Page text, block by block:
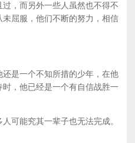
，而另外一些人虽然也不得不
屈服，他们不断的努力，相信
是一个不知所措的少年，在他
，他已经是一个有自信战胜一
能究其一辈子也无法完成。